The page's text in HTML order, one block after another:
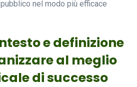
nel modo più efficace
e definizione
al meglio
di successo